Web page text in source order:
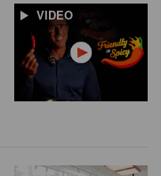
VIDEO